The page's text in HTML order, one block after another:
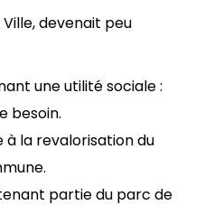
devenait peu
une utilité sociale :
besoin.
la revalorisation du
partie du parc de